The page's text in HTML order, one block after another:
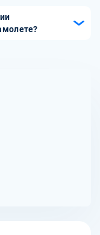
или когда
лечение,
Затем
оснащен